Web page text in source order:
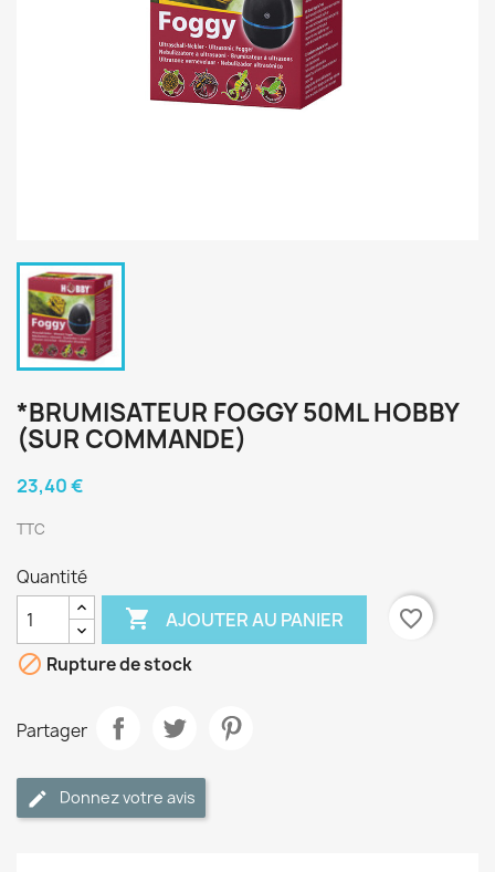
*BRUMISATEUR FOGGY 50ML HOBBY
(SUR COMMANDE)
23,40 €
TTC
Quantité
 AJOUTER AU PANIER
favorite_border
 Rupture de stock
Partager
Donnez votre avis